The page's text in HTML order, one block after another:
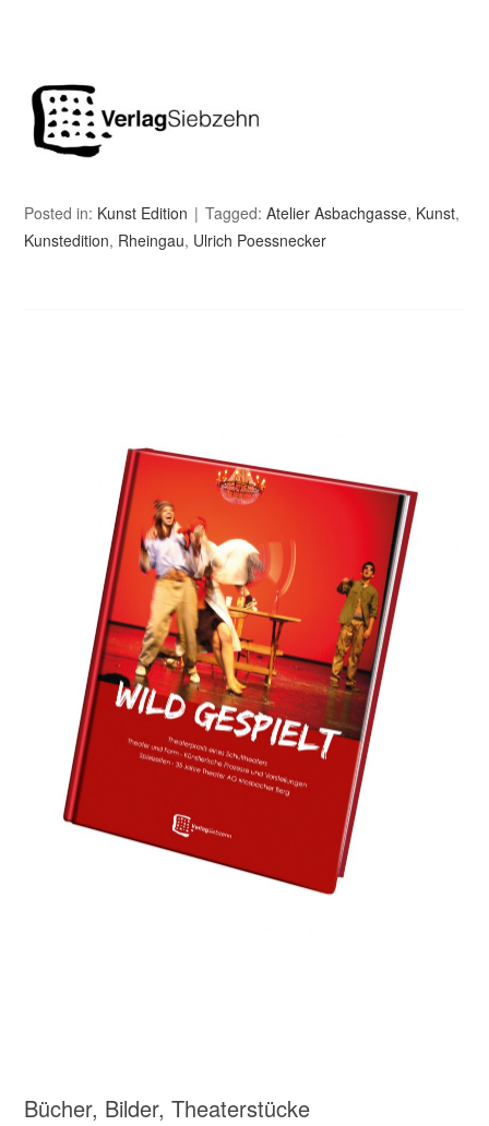
Posted in: Kunst Edition Tagged:Atelier Asbachgasse, Kunst,
Kunstedition, Rheingau, Ulrich Poessnecker
Bücher, Bilder, Theaterstücke